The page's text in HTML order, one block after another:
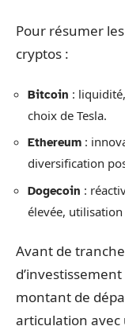
Pour résumer
cryptos :
Bitcoin :
choix de Tesla.
Ethereum :
diversification
Dogecoin :
élevée, utilisation
Avant de
montant de
articulation avec